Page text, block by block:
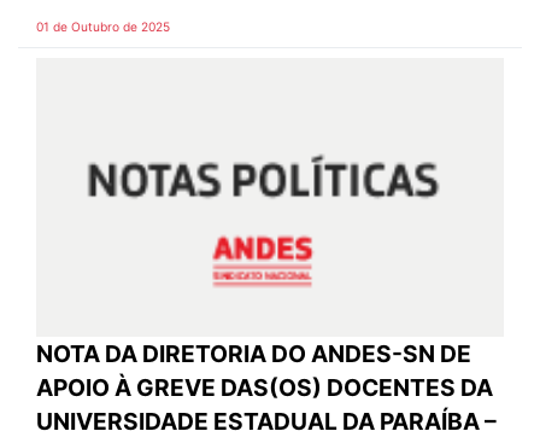
01 de Outubro de 2025
NOTA DA DIRETORIA DO ANDES-SN DE
APOIO À GREVE DAS(OS) DOCENTES DA
UNIVERSIDADE ESTADUAL DA PARAÍBA –